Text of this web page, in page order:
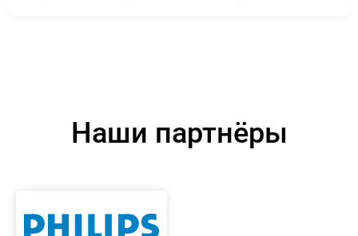
Наши партнёры